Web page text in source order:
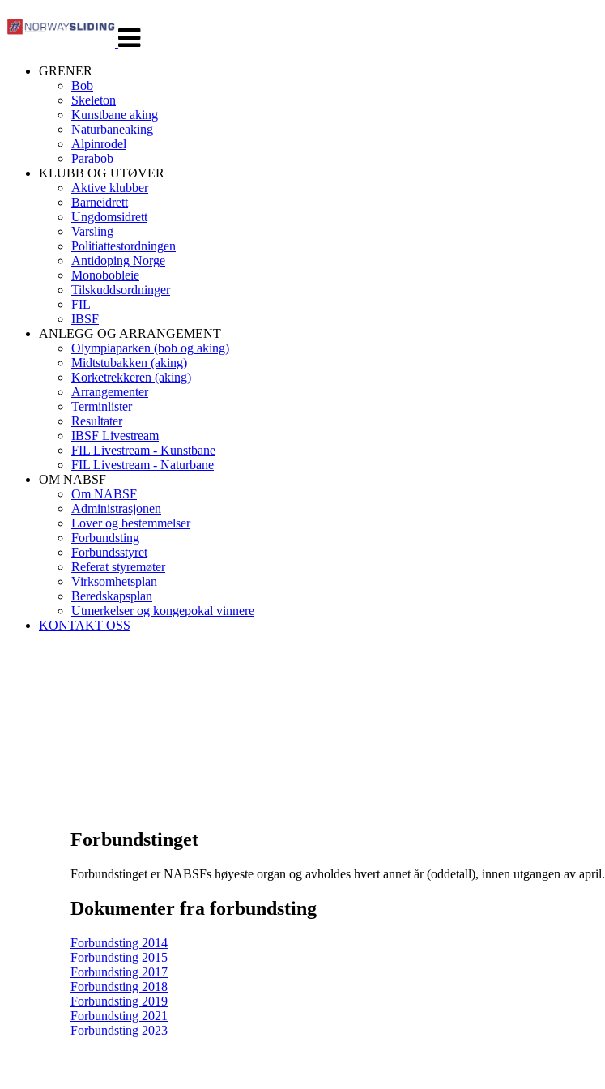
navigasjon
GRENER
Bob
Skeleton
Kunstbane aking
Naturbaneaking
Alpinrodel
Parabob
KLUBB OG UTØVER
Aktive klubber
Barneidrett
Ungdomsidrett
Varsling
Politiattestordningen
Antidoping Norge
Monobobleie
Tilskuddsordninger
FIL
IBSF
ANLEGG OG ARRANGEMENT
Olympiaparken (bob og aking)
Midtstubakken (aking)
Korketrekkeren (aking)
Arrangementer
Terminlister
Resultater
IBSF Livestream
FIL Livestream - Kunstbane
FIL Livestream - Naturbane
OM NABSF
Om NABSF
Administrasjonen
Lover og bestemmelser
Forbundsting
Forbundsstyret
Referat styremøter
Virksomhetsplan
Beredskapsplan
Utmerkelser og kongepokal vinnere
KONTAKT OSS
Forbundstinget
Forbundstinget er NABSFs høyeste organ og avholdes hvert annet år (oddetall), innen utgangen av april.
Dokumenter fra forbundsting
Forbundsting 2014
Forbundsting 2015
Forbundsting 2017
Forbundsting 2018
Forbundsting 2019
Forbundsting 2021
Forbundsting 2023